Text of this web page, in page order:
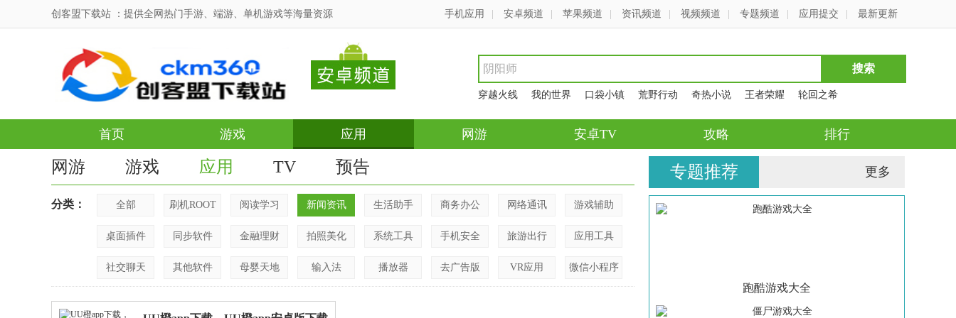
创客盟下载站 ：提供全网热门手游、端游、单机游戏等海量资源 手机应用 安卓频道 苹果频道 资讯频道 视频频道 专题频道 应用提交 最新更新
穿越火线 我的世界 口袋小镇 荒野行动 奇热小说 王者荣耀 轮回之希
首页 游戏 应用 网游 安卓TV 攻略 排行
网游 游戏 应用 TV 预告
分类： 全部 刷机ROOT 阅读学习 新闻资讯 生活助手 商务办公 网络通讯 游戏辅助
桌面插件 同步软件 金融理财 拍照美化 系统工具 手机安全 旅游出行 应用工具
社交聊天 其他软件 母婴天地 输入法 播放器 去广告版 VR应用 微信小程序
专题推荐 更多
跑酷游戏大全